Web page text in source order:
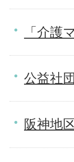
「介護
公益社
阪神地